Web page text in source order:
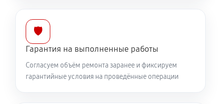
Ремонт кольца зуммирования
360 руб 60 минут
Разблокировка заклинивания
🛡️
Гарантия на выполненные работы
Согласуем объём ремонта заранее и фиксируем
гарантийные условия на проведённые операции